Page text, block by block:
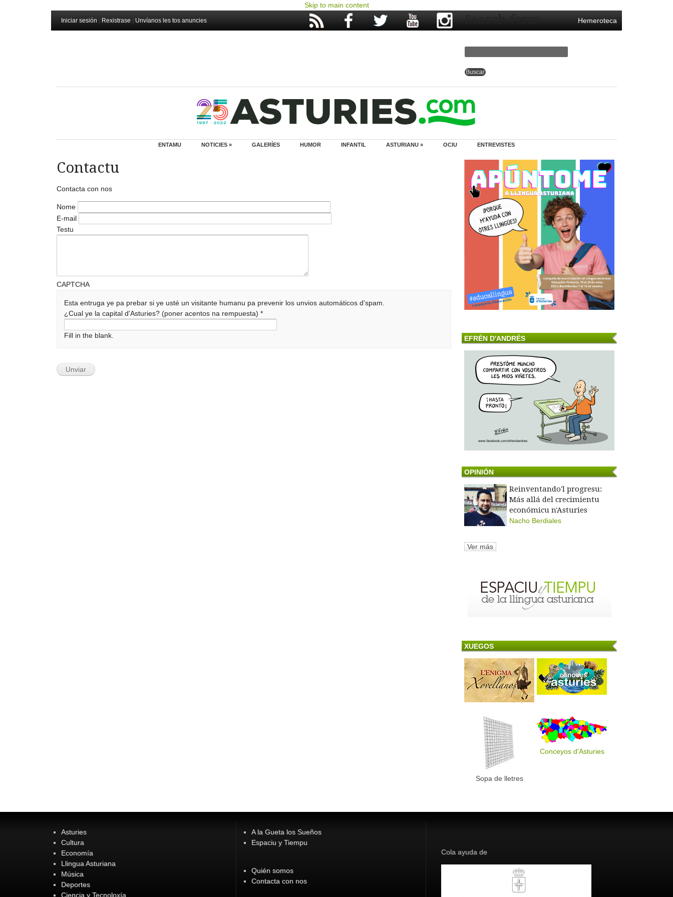
Skip to main content
Iniciar sesión Rexistrase Unvíanos les tos anuncies Hemeroteca
Search form
ENTAMU NOTICIES » GALERÍES HUMOR INFANTIL ASTURIANU » OCIU ENTREVISTES
Contactu
Contacta con nos
Nome
E-mail
Testu
CAPTCHA
Esta entruga ye pa prebar si ye usté un visitante humanu pa prevenir los unvios automáticos d'spam.
¿Cual ye la capital d'Asturies? (poner acentos na rempuesta)*
Fill in the blank. EFRÉN D'ANDRÉS
OPINIÓN
Reinventando'l progresu:
Más allá del crecimientu
económicu n'Asturies
Nacho Berdiales
Ver más
XUEGOS
Sopa de lletres
Conceyos d'Asturies
Asturies
Cultura
Economía
Llingua Asturiana
Música
Deportes
Ciencia y Tecnoloxía
A la Gueta los Sueños
Espaciu y Tiempu
Quién somos
Contacta con nos
Cola ayuda de